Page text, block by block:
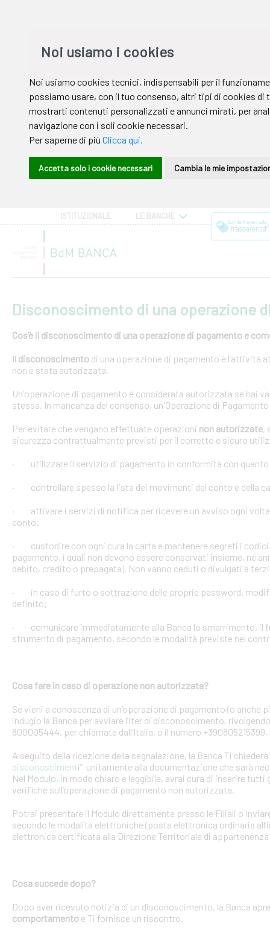
ISTITUZIONALE LE BANCHE
Disconoscimento di una operazione
Cos’è il disconoscimento di una operazione di pagamento e
Il disconoscimento di una operazione di pagamento è l’attività
non è stata autorizzata.
Un'operazione di pagamento è considerata autorizzata se hai
stessa. In mancanza del consenso, un'Operazione di
Per evitare che vengano effettuate operazioni non autorizzate,
sicurezza contrattualmente previsti per il corretto e sicuro
· utilizzare il servizio di pagamento in conformità con
· controllare spesso la lista dei movimenti del conto e della
· attivare i servizi di notifica per ricevere un avviso ogni
conto;
· custodire con ogni cura la carta e mantenere segreti i
pagamento, i quali non devono essere conservati insieme, né
debito, credito o prepagata). Non vanno ceduti o divulgati a
· in caso di furto o sottrazione delle proprie password,
definito;
· comunicare immediatamente alla Banca lo smarrimento, il
strumento di pagamento, secondo le modalità previste nel
Cosa fare in caso di operazione non autorizzata?
Se vieni a conoscenza di un’operazione di pagamento (o
indugio la Banca per avviare l’iter di disconoscimento,
800005444, per chiamate dall’Italia, o il numero
A seguito della ricezione della segnalazione, la Banca Ti
disconoscimenti” unitamente alla documentazione che sarà
Nel Modulo, in modo chiaro e leggibile, avrai cura di inserire
verifiche sull’operazione di pagamento non autorizzata.
Potrai presentare il Modulo direttamente presso le Filiali o
secondo le modalità elettroniche (posta elettronica ordinaria
elettronica certificata alla Direzione Territoriale di
Cosa succede dopo?
Dopo aver ricevuto notizia di un disconoscimento, la Banca
comportamento e Ti fornisce un riscontro.